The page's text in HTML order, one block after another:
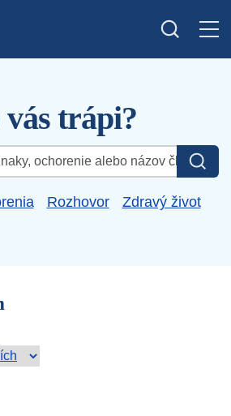
vás trápi?
Rozhovor Zdravý život